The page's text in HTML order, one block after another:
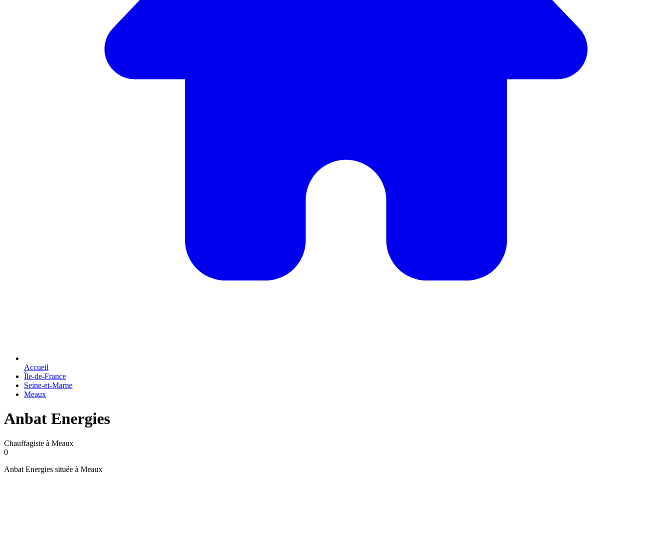
Accueil
Île-de-France
Seine-et-Marne
Meaux
Anbat Energies
Chauffagiste à Meaux
0
Anbat Energies située à Meaux